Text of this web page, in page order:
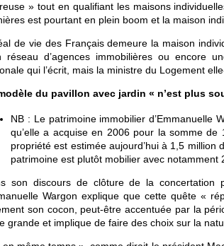
» tout en qualifiant les maisons
est pourtant en plein boom et la maison
de vie des Français demeure la maison
réseau d’agences immobilières ou encore
qui l’écrit, mais la ministre du Logement
du pavillon avec jardin « n’est plus
NB : Le patrimoine immobilier d’Emmanuelle
qu’elle a acquise en 2006 pour la somme
propriété est estimée aujourd’hui à 1,5 million
patrimoine est plutôt mobilier avec notamment
son discours de clôture de la
Wargon explique que cette quête «
son cocon, peut-être accentuée par la
grande et implique de faire des choix sur la